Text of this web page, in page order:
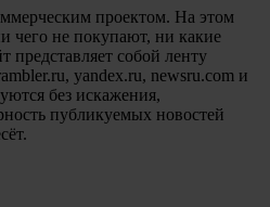
проектом. На этом
чего не покупают, ни какие
представляет собой ленту
yandex.ru, newsru.com и
без искажения,
публикуемых новостей